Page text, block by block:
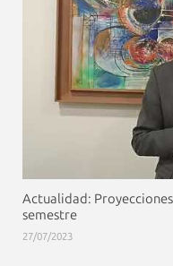
Actualidad:
semestre
27/07/2023